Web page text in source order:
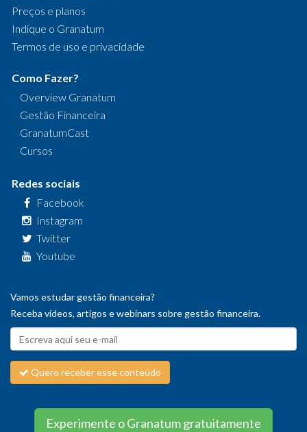
Preços e planos
Indique o Granatum
Termos de uso e privacidade
Como Fazer?
Overview Granatum
Gestão Financeira
GranatumCast
Cursos
Redes sociais
Facebook
Instagram
Twitter
Youtube
Vamos estudar gestão financeira?
Receba vídeos, artigos e webinars sobre gestão financeira.
Quero receber esse conteúdo
Experimente o Granatum gratuitamente